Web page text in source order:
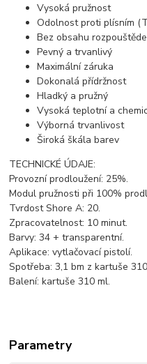
Vysoká pružnost
Odolnost proti plísním
Bez obsahu
Pevný a trvanlivý
Maximální záruka
Dokonalá přídržnost
Hladký a pružný
Vysoká teplotní a
Výborná trvanlivost
Široká škála barev
TECHNICKÉ ÚDAJE:
Provozní prodloužení: 25%.
Modul pružnosti při 100%
Tvrdost Shore A: 20.
Zpracovatelnost: 10 minut.
Barvy: 34 + transparentní.
Aplikace: vytlačovací pistolí.
Spotřeba: 3,1 bm z kartuše
Balení: kartuše 310 ml.
Parametry